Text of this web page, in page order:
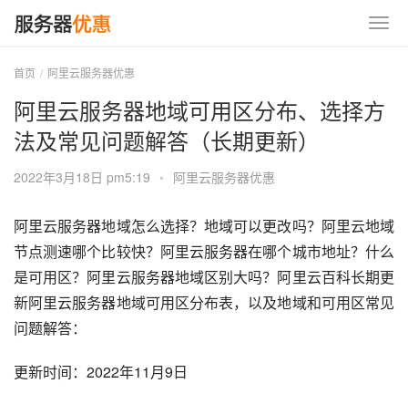
首页 阿里云服务器优惠
阿里云服务器地域可用区分布、选择方
法及常见问题解答（长期更新）
2022年3月18日 pm5:19 • 阿里云服务器优惠
阿里云服务器地域怎么选择？地域可以更改吗？阿里云地域
节点测速哪个比较快？阿里云服务器在哪个城市地址？什么
是可用区？阿里云服务器地域区别大吗？阿里云百科长期更
新阿里云服务器地域可用区分布表，以及地域和可用区常见
问题解答：
更新时间：2022年11月9日